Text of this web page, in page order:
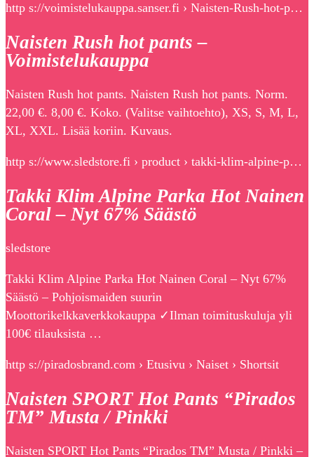
http s://voimistelukauppa.sanser.fi › Naisten-Rush-hot-p…
Naisten Rush hot pants –
Voimistelukauppa
Naisten Rush hot pants. Naisten Rush hot pants. Norm.
22,00 €. 8,00 €. Koko. (Valitse vaihtoehto), XS, S, M, L,
XL, XXL. Lisää koriin. Kuvaus.
http s://www.sledstore.fi › product › takki-klim-alpine-p…
Takki Klim Alpine Parka Hot Nainen
Coral – Nyt 67% Säästö
sledstore
Takki Klim Alpine Parka Hot Nainen Coral – Nyt 67%
Säästö – Pohjoismaiden suurin
Moottorikelkkaverkkokauppa ✓Ilman toimituskuluja yli
100€ tilauksista …
http s://piradosbrand.com › Etusivu › Naiset › Shortsit
Naisten SPORT Hot Pants “Pirados
TM” Musta / Pinkki
Naisten SPORT Hot Pants “Pirados TM” Musta / Pinkki –